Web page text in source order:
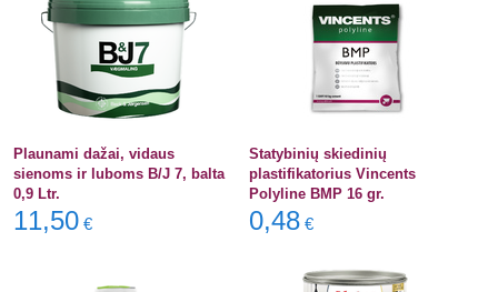
Plaunami dažai, vidaus
sienoms ir luboms B/J 7, balta
0,9 Ltr.
11,50 €
Statybinių skiedinių
plastifikatorius Vincents
Polyline BMP 16 gr.
0,48 €